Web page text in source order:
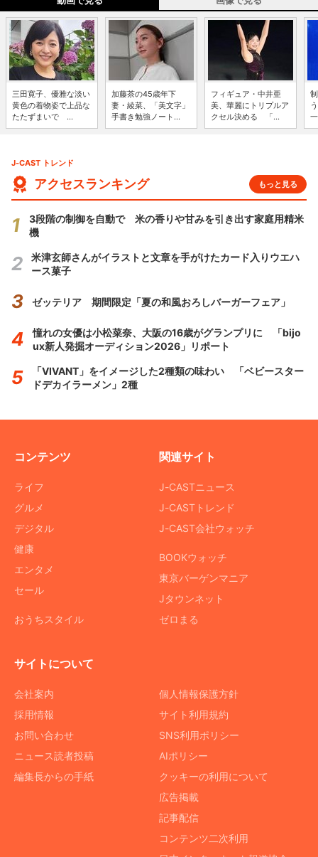
三田寛子、優雅な淡い
黄色の着物姿で上品な
たたずまいで ...
加藤茶の45歳年下
妻・綾菜、「美文字」
手書き勉強ノート...
フィギュア・中井亜
美、華麗にトリプルア
クセル決める 「...
J-CAST トレンド
アクセスランキング もっと見る
3段階の制御を自動で 米の香りや甘みを引き出す家庭用精米
機
米津玄師さんがイラストと文章を手がけたカード入りウエハ
ース菓子
ゼッテリア 期間限定「夏の和風おろしバーガーフェア」
憧れの女優は小松菜奈、大阪の16歳がグランプリに 「bijo
ux新人発掘オーディション2026」リポート
「VIVANT」をイメージした2種類の味わい 「ベビースター
ドデカイラーメン」2種
コンテンツ
ライフ
グルメ
デジタル
健康
エンタメ
セール
おうちスタイル
関連サイト
J-CASTニュース
J-CASTトレンド
J-CAST会社ウォッチ
BOOKウォッチ
東京バーゲンマニア
Jタウンネット
ゼロまる
サイトについて
会社案内
採用情報
お問い合わせ
ニュース読者投稿
編集長からの手紙
個人情報保護方針
サイト利用規約
SNS利用ポリシー
AIポリシー
クッキーの利用について
広告掲載
記事配信
コンテンツ二次利用